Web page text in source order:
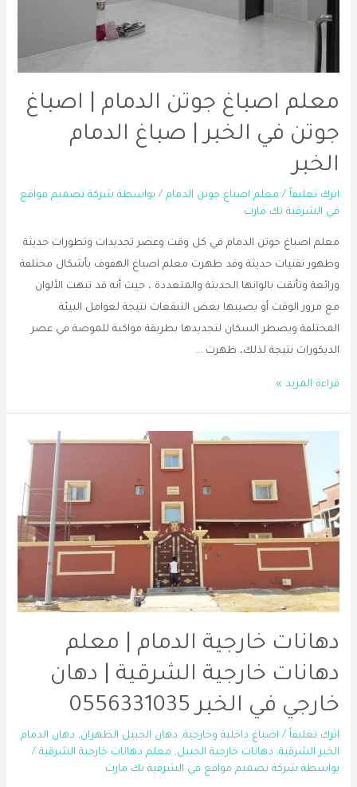
معلم اصباغ جوتن الدمام | اصباغ
جوتن في الخبر | صباغ الدمام
الخبر
اترك تعليقاً / معلم اصباغ جوتن الدمام / بواسطة شركة تصميم مواقع
في الشرقية تك مارت
معلم اصباغ جوتن الدمام في كل وقت وعصر تجديدات وتطورات حديثة
وظهور تقنيات حديثة وقد ظهرت معلم اصباغ الهفوف بأشكال مختلفة
ورائعة وتأنقت بالوانها الحديثة والمتعددة ، حيث أنه قد تبهت الألوان
مع مرور الوقت أو يصيبها بعض التبقعات نتيجة لعوامل البيئة
المختلفة ويضطر السكان لتجديدها بطريقة مواكبة للموضة في عصر
الديكورات نتيجة لذلك، ظهرت …
معلم
|
اصباغ
جوتن
في
صباغ
الخبر
قراءة المزيد »
دهانات خارجية الدمام | معلم
دهانات خارجية الشرقية | دهان
خارجي في الخبر 0556331035
اترك تعليقاً / اصباغ داخلية وخارجية, دهان الجبيل الظهران, دهان الدمام
الخبر الشرقية, دهانات خارجية الجبيل, معلم دهانات خارجية الشرقية /
بواسطة شركة تصميم مواقع في الشرقية تك مارت